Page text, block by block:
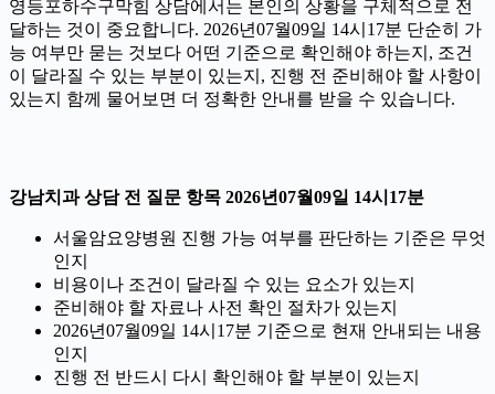
영등포하수구막힘 상담에서는 본인의 상황을 구체적으로 전
달하는 것이 중요합니다. 2026년07월09일 14시17분 단순히 가
능 여부만 묻는 것보다 어떤 기준으로 확인해야 하는지, 조건
이 달라질 수 있는 부분이 있는지, 진행 전 준비해야 할 사항이
있는지 함께 물어보면 더 정확한 안내를 받을 수 있습니다.
강남치과 상담 전 질문 항목 2026년07월09일 14시17분
서울암요양병원 진행 가능 여부를 판단하는 기준은 무엇
인지
비용이나 조건이 달라질 수 있는 요소가 있는지
준비해야 할 자료나 사전 확인 절차가 있는지
2026년07월09일 14시17분 기준으로 현재 안내되는 내용
인지
진행 전 반드시 다시 확인해야 할 부분이 있는지